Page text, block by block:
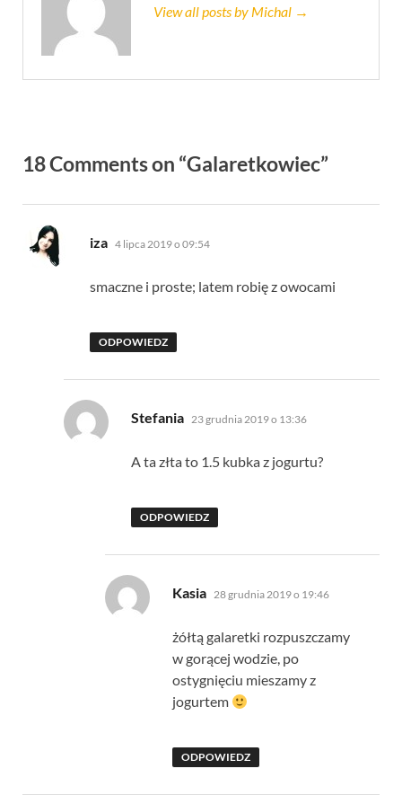
View all posts by Michal →
18 Comments on “Galaretkowiec”
iza pisze:
4 lipca 2019 o 09:54
smaczne i proste; latem robię z owocami
ODPOWIEDZ
Stefania pisze:
23 grudnia 2019 o 13:36
A ta złta to 1.5 kubka z jogurtu?
ODPOWIEDZ
Kasia pisze:
28 grudnia 2019 o 19:46
żółtą galaretki rozpuszczamy
w gorącej wodzie, po
ostygnięciu mieszamy z
jogurtem
ODPOWIEDZ